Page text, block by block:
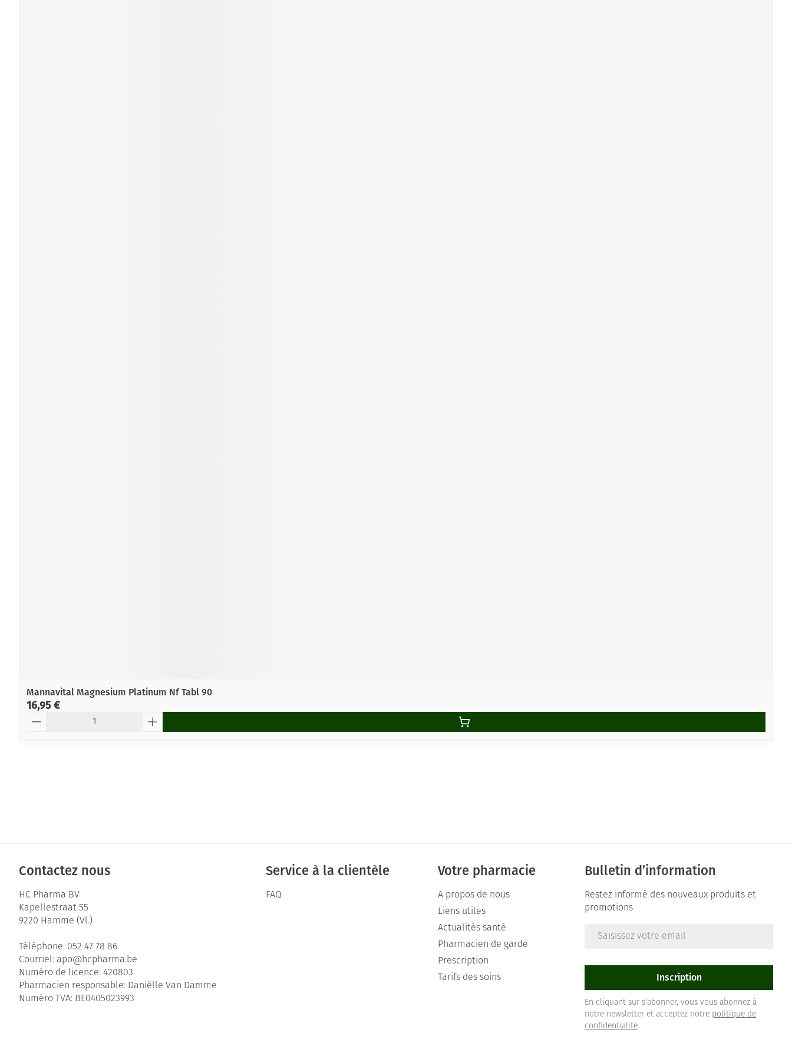
Mannavital Magnesium Platinum Nf Tabl 90
16,95 €
Contactez nous
HC Pharma BV
Kapellestraat 55
9220 Hamme (Vl.)
Téléphone: 052 47 78 86
Courriel: apo@hcpharma.be
Numéro de licence: 420803
Pharmacien responsable: Daniëlle Van Damme
Numéro TVA: BE0405023993
Service à la clientèle
FAQ
Votre pharmacie
A propos de nous
Liens utiles
Actualités santé
Pharmacien de garde
Prescription
Tarifs des soins
Bulletin d’information
Restez informé des nouveaux produits et
promotions
Inscription
En cliquant sur s'abonner, vous vous abonnez à
notre newsletter et acceptez notre politique de
confidentialité.